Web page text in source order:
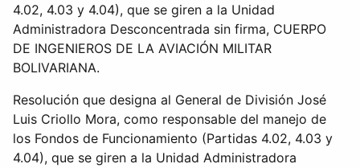
4.02, 4.03 y 4.04), que se giren a la Unidad
Administradora Desconcentrada sin firma, CUERPO
DE INGENIEROS DE LA AVIACIÓN MILITAR
BOLIVARIANA.
Resolución que designa al General de División José
Luis Criollo Mora, como responsable del manejo de
los Fondos de Funcionamiento (Partidas 4.02, 4.03 y
4.04), que se giren a la Unidad Administradora